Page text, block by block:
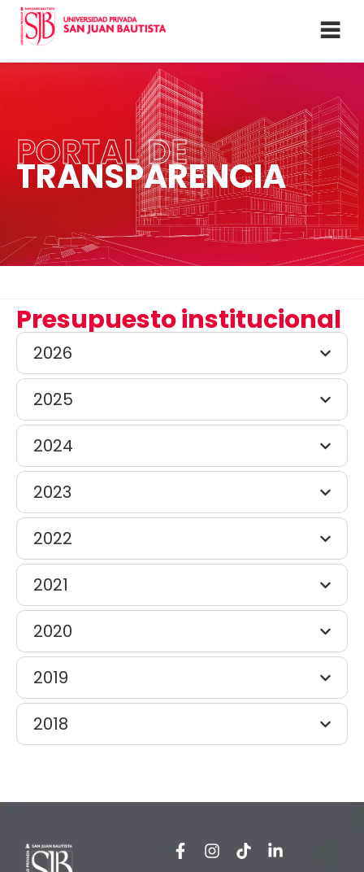
PORTAL DE
TRANSPARENCIA
Presupuesto institucional
2026
2025
2024
2023
2022
2021
2020
2019
2018